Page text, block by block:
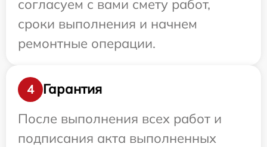
согласуем с вами смету работ,
сроки выполнения и начнем
ремонтные операции.
4
Гарантия
После выполнения всех работ и
подписания акта выполненных